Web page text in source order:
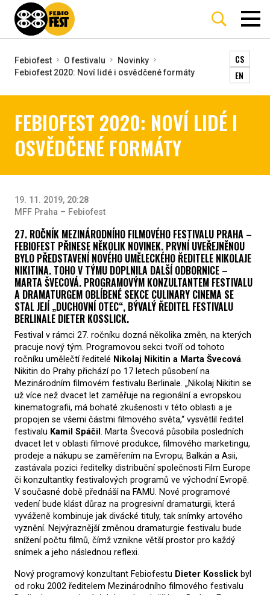
Febiofest O festivalu
Novinky
Febiofest 2020: Noví lidé i osvědčené formáty
CS
EN
FEBIOFEST 2020: NOVÍ LIDÉ I
OSVĚDČENÉ FORMÁTY
19. 11. 2019, 20:28
MFF Praha – Febiofest
27. ROČNÍK MEZINÁRODNÍHO FILMOVÉHO FESTIVALU PRAHA –
FEBIOFEST PŘINESE NĚKOLIK NOVINEK. PRVNÍ UVEŘEJNĚNOU
BYLO PŘEDSTAVENÍ NOVÉHO UMĚLECKÉHO ŘEDITELE NIKOLAJE
NIKITINA. TOHO V TÝMU DOPLNILA DALŠÍ ODBORNICE –
MARTA ŠVECOVÁ. PROGRAMOVÝM KONZULTANTEM FESTIVALU
A DRAMATURGEM OBLÍBENÉ SEKCE CULINARY CINEMA SE
STAL JEJÍ „DUCHOVNÍ OTEC“, BÝVALÝ ŘEDITEL FESTIVALU
BERLINALE DIETER KOSSLICK.
Festival v rámci 27. ročníku dozná několika změn, na kterých
pracuje nový tým. Programovou sekci tvoří od tohoto
ročníku umělečtí ředitelé Nikolaj Nikitin a Marta Švecová.
Nikitin do Prahy přichází po 17 letech působení na
Mezinárodním filmovém festivalu Berlinale. „Nikolaj Nikitin se
už více než dvacet let zaměřuje na regionální a evropskou
kinematografii, má bohaté zkušenosti v této oblasti a je
propojen se všemi částmi filmového světa,“ vysvětlil ředitel
festivalu Kamil Spáčil . Marta Švecová působila posledních
dvacet let v oblasti filmové produkce, filmového marketingu,
prodeje a nákupu se zaměřením na Evropu, Balkán a Asii,
zastávala pozici ředitelky distribuční společnosti Film Europe
či konzultantky festivalových programů ve východní Evropě.
V současné době přednáší na FAMU. Nové programové
vedení bude klást důraz na progresivní dramaturgii, která
vyváženě kombinuje jak divácké tituly, tak snímky artového
vyznění. Nejvýraznější změnou dramaturgie festivalu bude
snížení počtu filmů, čímž vznikne větší prostor pro každý
snímek a jeho následnou reflexi.
Nový programový konzultant Febiofestu Dieter Kosslick byl
od roku 2002 ředitelem Mezinárodního filmového festivalu